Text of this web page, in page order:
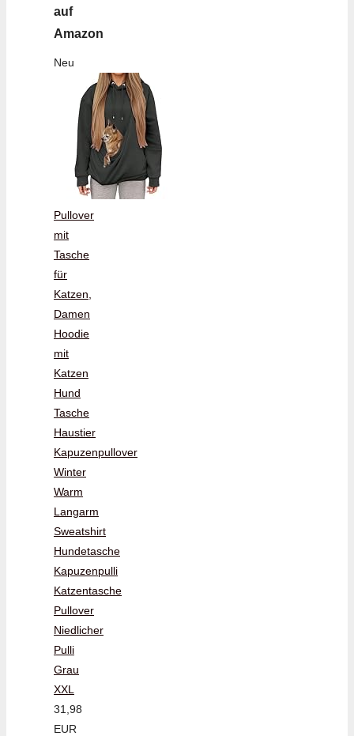
auf
Amazon
Neu
Pullover
mit
Tasche
für
Katzen,
Damen
Hoodie
mit
Katzen
Hund
Tasche
Haustier
Kapuzenpullover
Winter
Warm
Langarm
Sweatshirt
Hundetasche
Kapuzenpulli
Katzentasche
Pullover
Niedlicher
Pulli
Grau
XXL
31,98
EUR